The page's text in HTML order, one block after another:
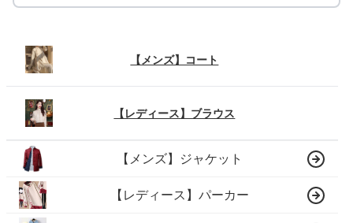
【メンズ】コート
【レディース】ブラウス
【メンズ】ジャケット
【レディース】パーカー